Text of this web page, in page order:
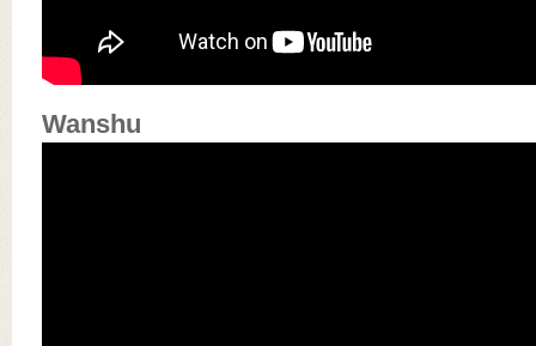
Wanshu